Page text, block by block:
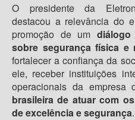
O presidente da
destacou a relevância do
promoção de um
sobre segurança física e
fortalecer a confiança da
ele, receber instituições
operacionais da empresa
brasileira de atuar com
de excelência e segurança.